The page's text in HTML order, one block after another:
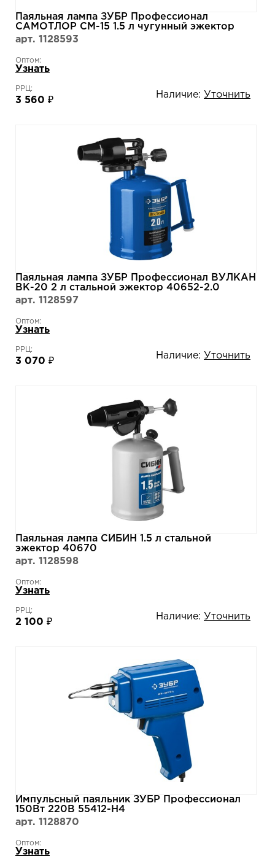
Паяльная лампа ЗУБР Профессионал
САМОТЛОР СМ-15 1.5 л чугунный эжектор
40650-1.5
арт. 1128593
Оптом:
Узнать
РРЦ:
3 560 ₽
Наличие: Уточнить
Паяльная лампа ЗУБР Профессионал ВУЛКАН
ВК-20 2 л стальной эжектор 40652-2.0
арт. 1128597
Оптом:
Узнать
РРЦ:
3 070 ₽
Наличие: Уточнить
Паяльная лампа СИБИН 1.5 л стальной
эжектор 40670
арт. 1128598
Оптом:
Узнать
РРЦ:
2 100 ₽
Наличие: Уточнить
Импульсный паяльник ЗУБР Профессионал
150Вт 220В 55412-H4
арт. 1128870
Оптом:
Узнать